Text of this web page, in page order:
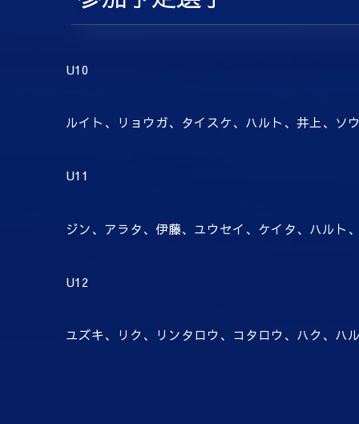
U10
ルイト、リョウガ、タイスケ、ハルト、井上、ソ
U11
ジン、アラタ、伊藤、ユウセイ、ケイタ、ハルト
U12
ユズキ、リク、リンタロウ、コタロウ、ハク、ハ